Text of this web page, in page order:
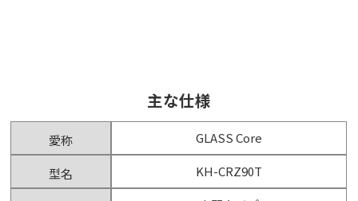
主な仕様
愛称 GLASS Core
型名 KH-CRZ90T